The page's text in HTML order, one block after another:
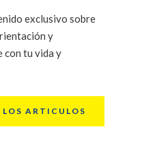
exclusivo sobre
y
con tu vida y
ARTICULOS